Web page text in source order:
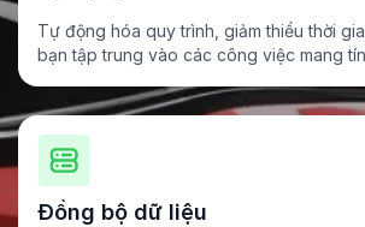
Tự động hóa quy trình, giảm thiểu thời
bạn tập trung vào các công việc mang
Đồng bộ dữ liệu